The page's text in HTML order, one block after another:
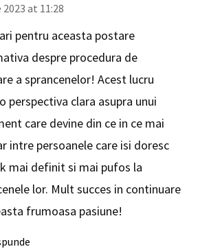
2023 at 11:28
pentru aceasta postare
despre procedura de
a sprancenelor! Acest lucru
perspectiva clara asupra unui
care devine din ce in ce mai
intre persoanele care isi doresc
mai definit si mai pufos la
lor. Mult succes in continuare
frumoasa pasiune!